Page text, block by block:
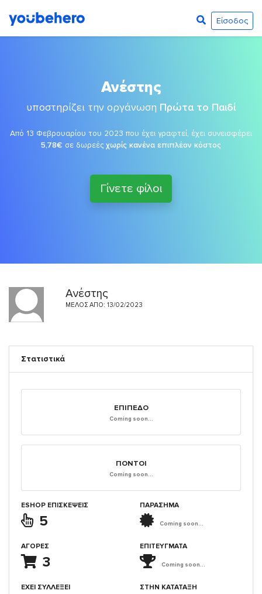
Είσοδος
Ανέστης
υποστηρίζει την οργάνωση Πρώτα το Παιδί
Από 13 Φεβρουαρίου του 2023 που έχει γραφτεί, έχει συνεισφέρει
5,78€ σε δωρεές χωρίς κανένα επιπλέον κόστος
Γίνετε φίλοι
Ανέστης
ΜΈΛΟΣ ΑΠΌ: 13/02/2023
Στατιστικά
ΕΠΊΠΕΔΟ
Coming soon...
ΠΌΝΤΟΙ
Coming soon...
ESHOP ΕΠΙΣΚΈΨΕΙΣ
5
ΑΓΟΡΈΣ
3
ΈΧΕΙ ΣΥΛΛΈΞΕΙ
ΠΑΡΑΣΗΜΑ
Coming soon...
ΕΠΙΤΕΎΓΜΑΤΑ
Coming soon...
ΣΤΗΝ ΚΑΤΆΤΑΞΗ